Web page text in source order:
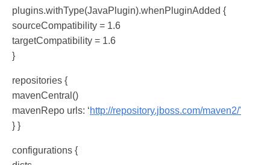
plugins.withType(JavaPlugin).whenPluginAdded {
sourceCompatibility = 1.6
targetCompatibility = 1.6
}
repositories {
mavenCentral()
mavenRepo urls: ‘http://repository.jboss.com/maven2/'
} }
configurations {